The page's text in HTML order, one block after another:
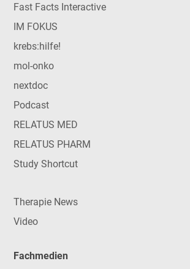
Fast Facts Interactive
IM FOKUS
krebs:hilfe!
mol-onko
nextdoc
Podcast
RELATUS MED
RELATUS PHARM
Study Shortcut
Therapie News
Video
Fachmedien